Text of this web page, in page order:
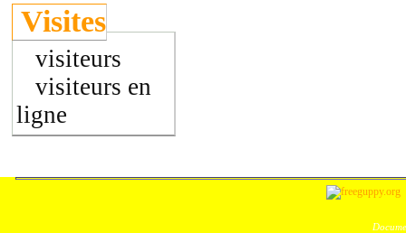
Visites
visiteurs
visiteurs en
ligne